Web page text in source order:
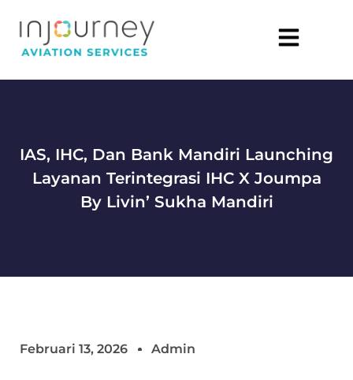
IAS, IHC, Dan Bank Mandiri Launching
Layanan Terintegrasi IHC X Joumpa
By Livin’ Sukha Mandiri
Februari 13, 2026 Admin